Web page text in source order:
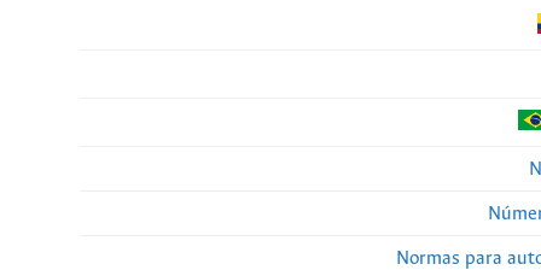
Normas para